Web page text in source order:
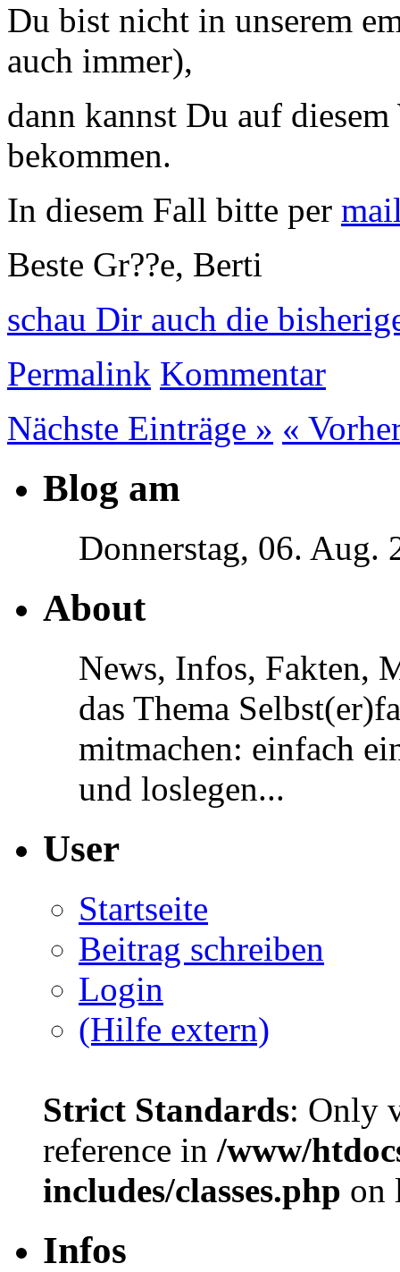
Du bist nicht in unserem
auch immer),
dann kannst Du auf
bekommen.
In diesem Fall bitte per
Beste Gr??e, Berti
schau Dir auch die
Permalink Kommentar
Nächste Einträge » «
Blog am
Donnerstag, 06. Aug.
About
News, Infos, Fakten,
das Thema
mitmachen: einfach
und loslegen...
User
Startseite
Beitrag schreiben
Login
(Hilfe extern)
Strict Standards: Only
reference in /www/
includes/classes.php on
Infos